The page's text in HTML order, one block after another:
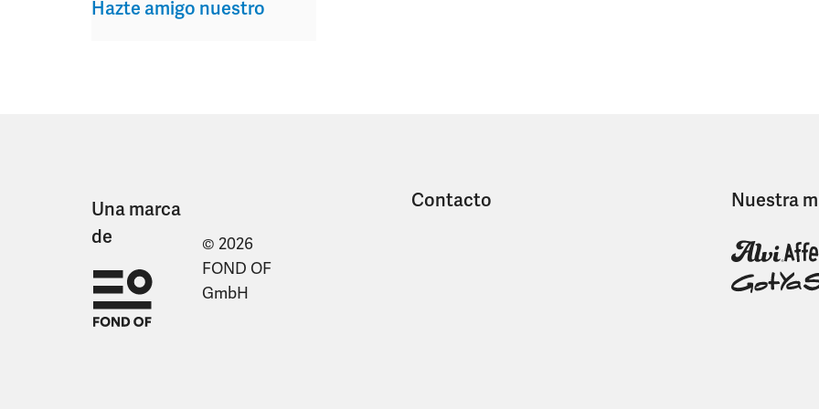
Hazte amigo nuestro
Una marca
de
© 2026
FOND OF
GmbH
Contacto Nuestra